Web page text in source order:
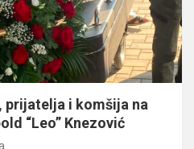
prijatelja i komšija na
“Leo” Knezović